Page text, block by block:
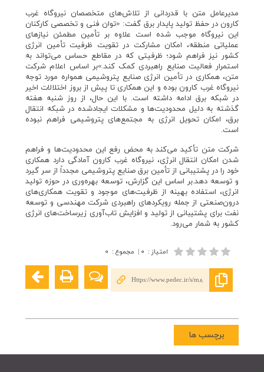
مدیرعامل متن با قدردانی از تلاش‌های متخصصان نیروگاه غرب
کارون در حفظ تولید پایدار برق گفت: «توان فنی و تخصصی کارکنان
این نیروگاه موجب شده است علاوه بر تأمین مطمئن نیازهای
عملیاتی منطقه، امکان مشارکت در تقویت ظرفیت تأمین انرژی
کشور نیز فراهم شود؛ ظرفیتی که در مقاطع حساس می‌تواند به
استمرار فعالیت صنایع راهبردی کمک کند.»بر اساس اعلام شرکت
متن، همکاری در تأمین انرژی صنایع پتروشیمی همواره مورد توجه
نیروگاه غرب کارون بوده و این همکاری تا پیش از بروز اختلالات اخیر
در شبکه برق ادامه داشته است. با این حال، از روز شنبه هفته
گذشته به دلیل محدودیت‌ها و مشکلات ایجادشده در شبکه انتقال
برق، امکان تحویل انرژی به مجتمع‌های پتروشیمی فراهم نبوده
است.
شرکت متن تأکید می‌کند به محض رفع این محدودیت‌ها و فراهم
شدن امکان انتقال انرژی، نیروگاه غرب کارون آمادگی دارد همکاری
خود را در پشتیبانی از تأمین برق صنایع پتروشیمی مجدداً از سر گیرد
و توسعه دهد.بر اساس این گزارش، توسعه بهره‌وری در حوزه تولید
انرژی، استفاده بهینه از ظرفیت‌های موجود و تقویت همکاری‌های
درون‌صنعتی از جمله رویکردهای راهبردی شرکت مهندسی و توسعه
نفت برای پشتیبانی از تولید و افزایش تاب‌آوری زیرساخت‌های انرژی
کشور به شمار می‌رود.
امتیاز : ۰ | مجموع : ۰
Https://www.pedec.ir/s/m8
برچسب ها